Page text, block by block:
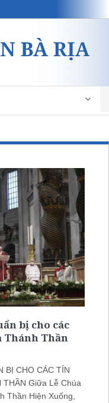
bị cho các
Thần
BỊ CHO CÁC TÍN
THẦN Giữa Lễ Chúa
Thần Hiện Xuống,